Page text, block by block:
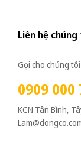
Liên hệ
Gọi cho chúng
0909 000
KCN Tân Bình,